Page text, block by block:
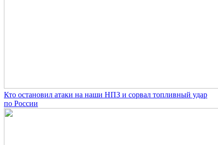
Кто остановил атаки на наши НПЗ и сорвал топливный удар
по России